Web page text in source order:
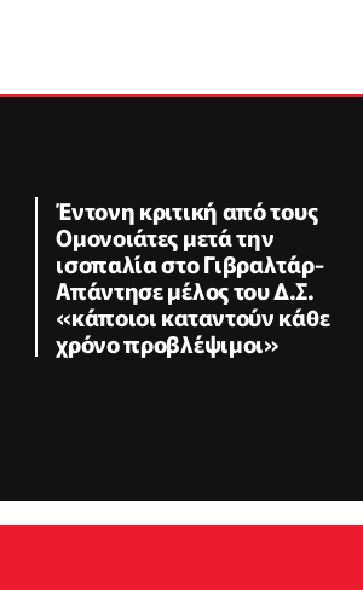
Έντονη κριτική από τους
Ομονοιάτες μετά την
ισοπαλία στο Γιβραλτάρ-
Απάντησε μέλος του Δ.Σ.
«κάποιοι καταντούν κάθε
χρόνο προβλέψιμοι»